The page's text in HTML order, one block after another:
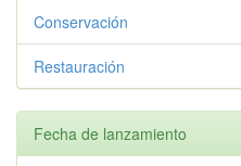
Conservación
Restauración
Fecha de lanzamiento